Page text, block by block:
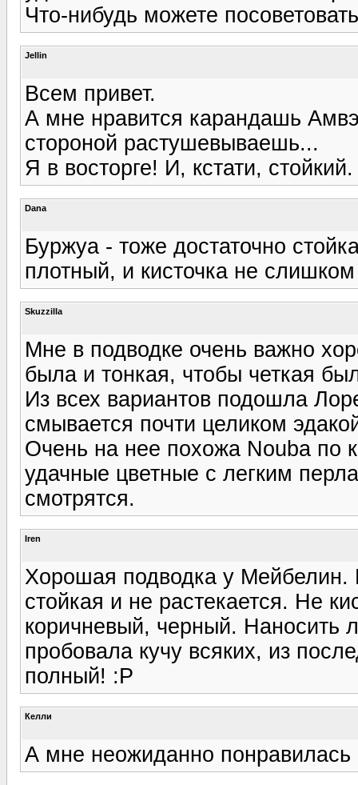
Что-нибудь можете
Jellin
Всем привет.
А мне нравится карандашь
стороной растушевываешь...
Я в восторге! И, кстати, стойкий.
Dana
Буржуа - тоже достаточно
плотный, и кисточка не
Skuzzilla
Мне в подводке очень важно
была и тонкая, чтобы четкая
Из всех вариантов подошла
смывается почти целиком
Очень на нее похожа Nouba по
удачные цветные с легким
смотрятся.
Iren
Хорошая подводка у Мейбелин.
стойкая и не растекается. Не
коричневый, черный. Наносить
пробовала кучу всяких, из
полный! :P
Келли
А мне неожиданно понравилась